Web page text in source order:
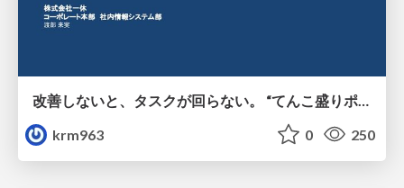
krm963
0 250